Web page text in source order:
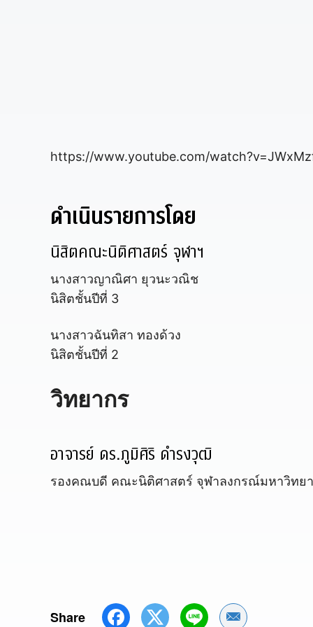
https://www.youtube.com/
ดำเนินรายการโดย
นิสิตคณะนิติศาสตร์ จุฬาฯ
นางสาวญาณิศา ยุวนะวณิช
นิสิตชั้นปีที่ 3
นางสาวฉันทิสา ทองด้วง
นิสิตชั้นปีที่ 2
วิทยากร
อาจารย์ ดร.ภูมิศิริ ดำรงวุฒิ
รองคณบดี คณะนิติศาสตร์ จุฬาลงกรณ์มหาวิทย
Share Share by Email